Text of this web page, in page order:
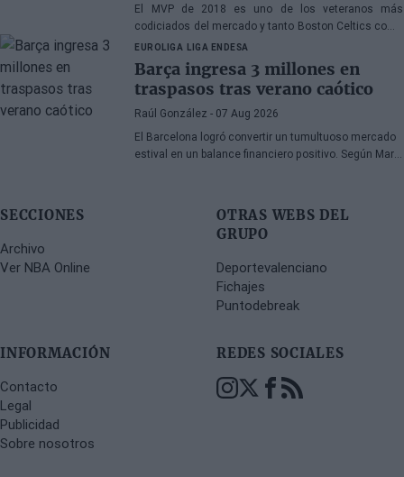
El MVP de 2018 es uno de los veteranos más
codiciados del mercado y tanto Boston Celtics como
Cleveland Cavaliers y Detroit Pistons estarían
interesados en hacerse con sus servicios
EUROLIGA LIGA ENDESA
Barça ingresa 3 millones en
traspasos tras verano caótico
Raúl González - 07 Aug 2026
El Barcelona logró convertir un tumultuoso mercado
estival en un balance financiero positivo. Según Marc
marcado por la incertidumbre y los cambios de
SECCIONES
Archivo
Ver NBA Online
OTRAS WEBS DEL
GRUPO
Deportevalenciano
Fichajes
Puntodebreak
INFORMACIÓN
Contacto
Legal
Publicidad
Sobre nosotros
REDES SOCIALES